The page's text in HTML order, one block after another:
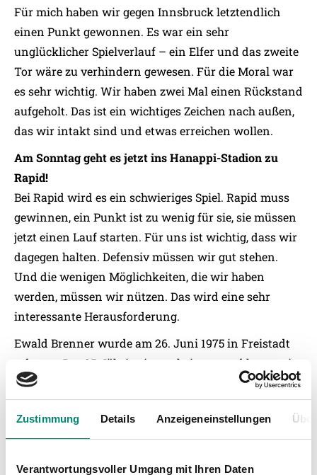
Zustimmung Details Anzeigeneinstellungen
Verantwortungsvoller Umgang mit Ihren Daten
Für mich haben wir gegen Innsbruck letztendlich
einen Punkt gewonnen. Es war ein sehr
unglücklicher Spielverlauf – ein Elfer und das zweite
Tor wäre zu verhindern gewesen. Für die Moral war
es sehr wichtig. Wir haben zwei Mal einen Rückstand
aufgeholt. Das ist ein wichtiges Zeichen nach außen,
das wir intakt sind und etwas erreichen wollen.
Am Sonntag geht es jetzt ins Hanappi-Stadion zu
Rapid!
Bei Rapid wird es ein schwieriges Spiel. Rapid muss
gewinnen, ein Punkt ist zu wenig für sie, sie müssen
jetzt einen Lauf starten. Für uns ist wichtig, dass wir
dagegen halten. Defensiv müssen wir gut stehen.
Und die wenigen Möglichkeiten, die wir haben
werden, müssen wir nützen. Das wird eine sehr
interessante Herausforderung.
Ewald Brenner wurde am 26. Juni 1975 in Freistadt
geboren. Der 35-Jährige ist verheiratet und hat zwei
Buben (6 und 2 Jahre). Brenner spielte vor seinem
Engagement in Ried (seit 2004/05) in der Bundesliga
beim FC Linz (ab 1996/97), beim GAK, beim LASK und
bei Austria Salzburg. In seinen 400 Bundesliga-
Spielen erzielte er 45 Tore. Weitere Infos auf